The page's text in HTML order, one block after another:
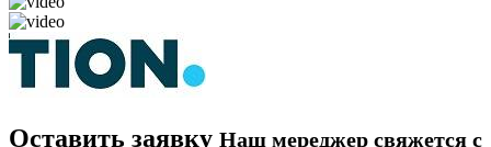
Оставить заявку Наш мереджер свяжется с